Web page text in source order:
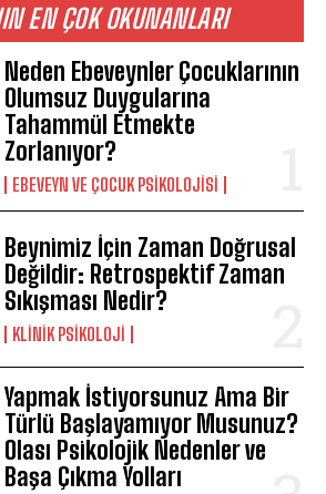
EN ÇOK OKUNANLARI
Neden Ebeveynler Çocuklarının
Olumsuz Duygularına
Tahammül Etmekte
Zorlanıyor?
EBEVEYN VE ÇOCUK PSIKOLOJISI
Beynimiz İçin Zaman Doğrusal
Değildir: Retrospektif Zaman
Sıkışması Nedir?
KLINIK PSIKOLOJI
Yapmak İstiyorsunuz Ama Bir
Türlü Başlayamıyor Musunuz?
Olası Psikolojik Nedenler ve
Başa Çıkma Yolları